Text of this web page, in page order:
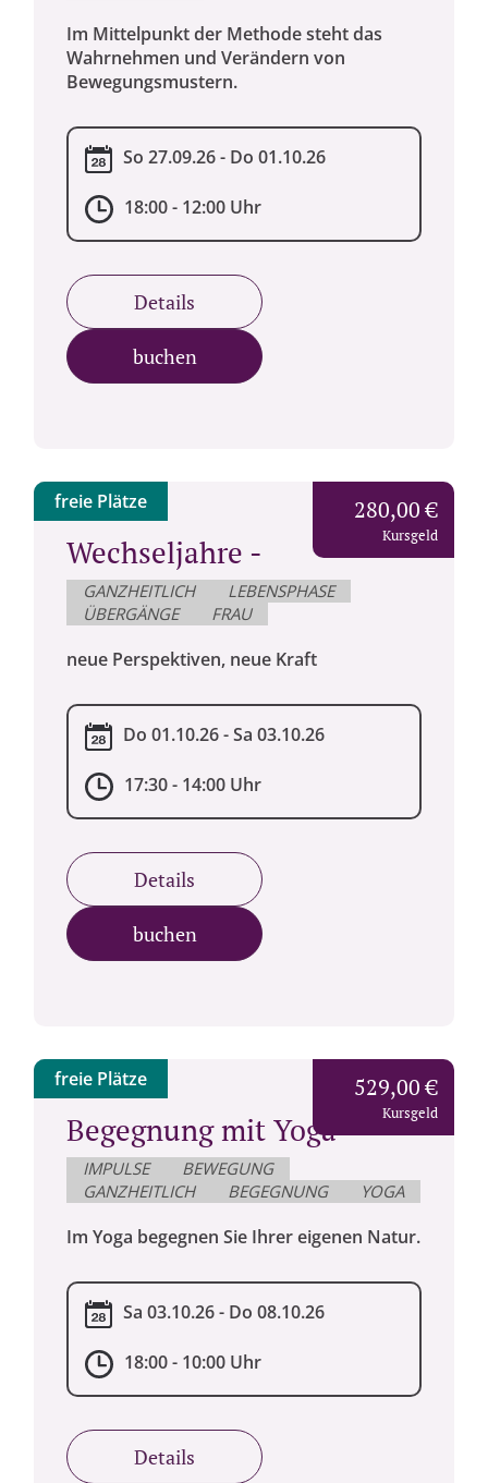
Im Mittelpunkt der Methode steht das
Wahrnehmen und Verändern von
Bewegungsmustern.
So 27.09.26 - Do 01.10.26
18:00 - 12:00 Uhr
Details
buchen
freie Plätze 280,00 €
Kursgeld
Wechseljahre -
GANZHEITLICH
LEBENSPHASE
ÜBERGÄNGE
FRAU
neue Perspektiven, neue Kraft
Do 01.10.26 - Sa 03.10.26
17:30 - 14:00 Uhr
Details
buchen
freie Plätze 529,00 €
Kursgeld
Begegnung mit Yoga
IMPULSE
BEWEGUNG
GANZHEITLICH
BEGEGNUNG YOGA
Im Yoga begegnen Sie Ihrer eigenen Natur.
Sa 03.10.26 - Do 08.10.26
18:00 - 10:00 Uhr
Details